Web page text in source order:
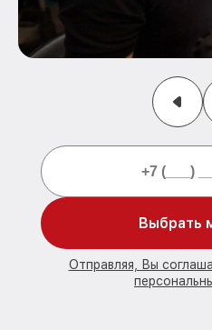
Выбрать
Отправляя, Вы